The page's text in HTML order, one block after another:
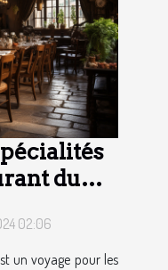
du
02:06
un voyage pour les